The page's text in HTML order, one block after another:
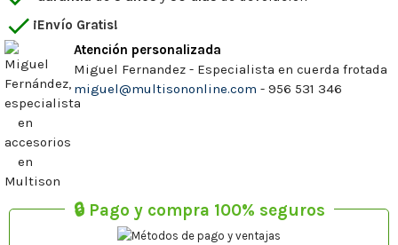
check ¡Envío Gratis!
Atención personalizada
Miguel Fernandez - Especialista en cuerda frotada
miguel@multisononline.com - 956 531 346
🔒 Pago y compra 100% seguros